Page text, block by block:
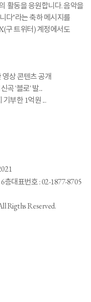
활동을 응원합니다. 음악을
다"라는 축하 메시지를
구 트위터) 계정에서도
상 콘텐츠 공개
곡 '블로' 발...
부한 1억원 ...
층대표번호 : 02-1877-8705
Rigths Reserved.